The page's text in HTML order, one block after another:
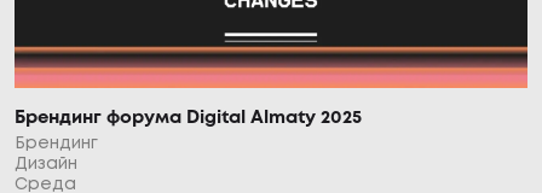
Брендинг форума Digital Almaty 2025
Брендинг
Дизайн
Среда